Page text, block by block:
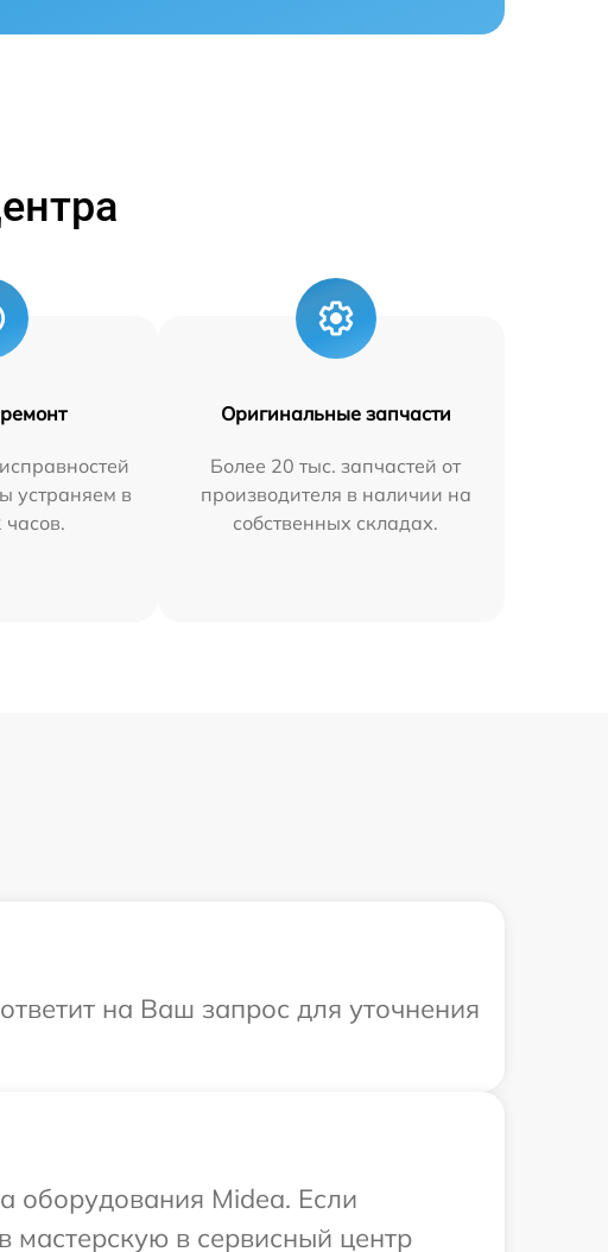
устраняем в
часов.
Оригинальные запчасти
Более 20 тыс. запчастей от
производителя в наличии на
собственных складах.
на Ваш запрос для уточнения
оборудования Midea. Если
мастерскую в сервисный центр